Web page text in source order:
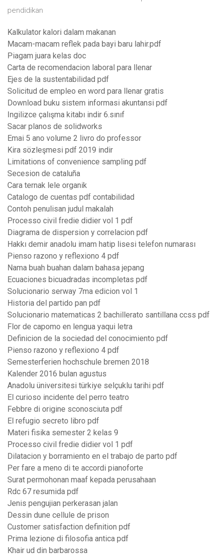
pendidikan
Kalkulator kalori dalam makanan
Macam-macam reflek pada bayi baru lahir.pdf
Piagam juara kelas doc
Carta de recomendacion laboral para llenar
Ejes de la sustentabilidad pdf
Solicitud de empleo en word para llenar gratis
Download buku sistem informasi akuntansi pdf
Ingilizce çalışma kitabı indir 6.sınıf
Sacar planos de solidworks
Emai 5 ano volume 2 livro do professor
Kira sözleşmesi pdf 2019 indir
Limitations of convenience sampling pdf
Secesion de cataluña
Cara ternak lele organik
Catalogo de cuentas pdf contabilidad
Contoh penulisan judul makalah
Processo civil fredie didier vol 1 pdf
Diagrama de dispersion y correlacion pdf
Hakkı demir anadolu imam hatip lisesi telefon numarası
Pienso razono y reflexiono 4 pdf
Nama buah buahan dalam bahasa jepang
Ecuaciones bicuadradas incompletas pdf
Solucionario serway 7ma edicion vol 1
Historia del partido pan pdf
Solucionario matematicas 2 bachillerato santillana ccss pdf
Flor de capomo en lengua yaqui letra
Definicion de la sociedad del conocimiento pdf
Pienso razono y reflexiono 4 pdf
Semesterferien hochschule bremen 2018
Kalender 2016 bulan agustus
Anadolu üniversitesi türkiye selçuklu tarihi pdf
El curioso incidente del perro teatro
Febbre di origine sconosciuta pdf
El refugio secreto libro pdf
Materi fisika semester 2 kelas 9
Processo civil fredie didier vol 1 pdf
Dilatacion y borramiento en el trabajo de parto pdf
Per fare a meno di te accordi pianoforte
Surat permohonan maaf kepada perusahaan
Rdc 67 resumida pdf
Jenis pengujian perkerasan jalan
Dessin dune cellule de prison
Customer satisfaction definition pdf
Prima lezione di filosofia antica pdf
Khair ud din barbarossa